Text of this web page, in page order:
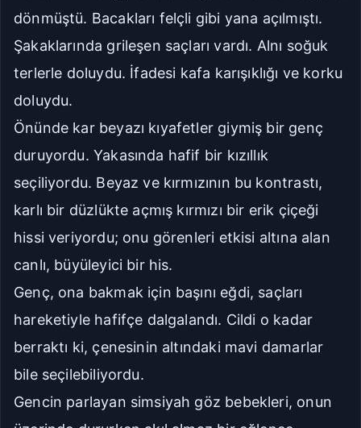
dönmüştü. Bacakları felçli gibi yana açılmıştı.
Şakaklarında grileşen saçları vardı. Alnı soğuk
terlerle doluydu. İfadesi kafa karışıklığı ve korku
doluydu.
Önünde kar beyazı kıyafetler giymiş bir genç
duruyordu. Yakasında hafif bir kızıllık
seçiliyordu. Beyaz ve kırmızının bu kontrastı,
karlı bir düzlükte açmış kırmızı bir erik çiçeği
hissi veriyordu; onu görenleri etkisi altına alan
canlı, büyüleyici bir his.
Genç, ona bakmak için başını eğdi, saçları
hareketiyle hafifçe dalgalandı. Cildi o kadar
berraktı ki, çenesinin altındaki mavi damarlar
bile seçilebiliyordu.
Gencin parlayan simsiyah göz bebekleri, onun